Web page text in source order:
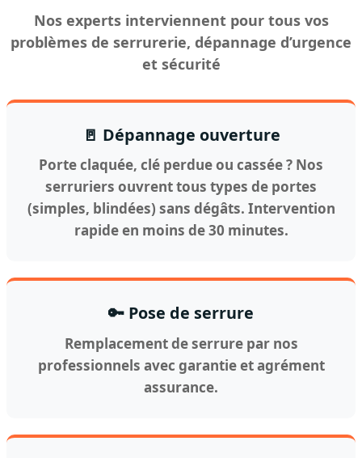
Nos experts interviennent pour tous vos
problèmes de serrurerie, dépannage d’urgence
et sécurité
🚪 Dépannage ouverture
Porte claquée, clé perdue ou cassée ? Nos
serruriers ouvrent tous types de portes
(simples, blindées) sans dégâts. Intervention
rapide en moins de 30 minutes.
🔑 Pose de serrure
Remplacement de serrure par nos
professionnels avec garantie et agrément
assurance.